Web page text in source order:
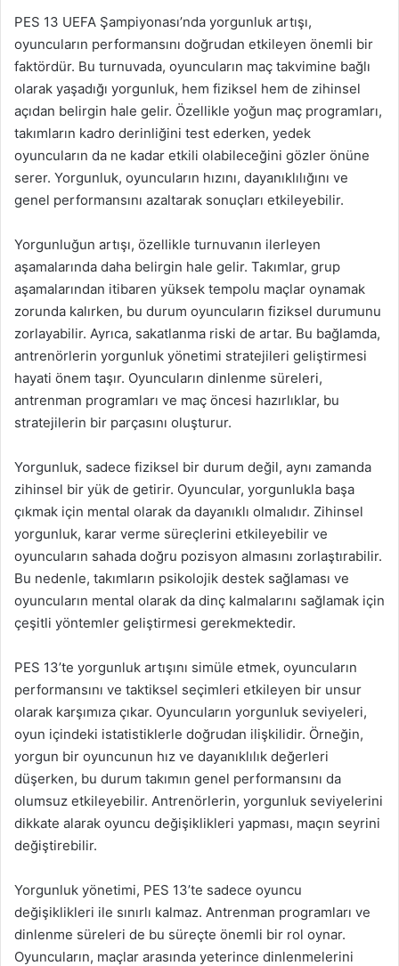
PES 13 UEFA Şampiyonası’nda yorgunluk artışı,
oyuncuların performansını doğrudan etkileyen önemli bir
faktördür. Bu turnuvada, oyuncuların maç takvimine bağlı
olarak yaşadığı yorgunluk, hem fiziksel hem de zihinsel
açıdan belirgin hale gelir. Özellikle yoğun maç programları,
takımların kadro derinliğini test ederken, yedek
oyuncuların da ne kadar etkili olabileceğini gözler önüne
serer. Yorgunluk, oyuncuların hızını, dayanıklılığını ve
genel performansını azaltarak sonuçları etkileyebilir.
Yorgunluğun artışı, özellikle turnuvanın ilerleyen
aşamalarında daha belirgin hale gelir. Takımlar, grup
aşamalarından itibaren yüksek tempolu maçlar oynamak
zorunda kalırken, bu durum oyuncuların fiziksel durumunu
zorlayabilir. Ayrıca, sakatlanma riski de artar. Bu bağlamda,
antrenörlerin yorgunluk yönetimi stratejileri geliştirmesi
hayati önem taşır. Oyuncuların dinlenme süreleri,
antrenman programları ve maç öncesi hazırlıklar, bu
stratejilerin bir parçasını oluşturur.
Yorgunluk, sadece fiziksel bir durum değil, aynı zamanda
zihinsel bir yük de getirir. Oyuncular, yorgunlukla başa
çıkmak için mental olarak da dayanıklı olmalıdır. Zihinsel
yorgunluk, karar verme süreçlerini etkileyebilir ve
oyuncuların sahada doğru pozisyon almasını zorlaştırabilir.
Bu nedenle, takımların psikolojik destek sağlaması ve
oyuncuların mental olarak da dinç kalmalarını sağlamak için
çeşitli yöntemler geliştirmesi gerekmektedir.
PES 13’te yorgunluk artışını simüle etmek, oyuncuların
performansını ve taktiksel seçimleri etkileyen bir unsur
olarak karşımıza çıkar. Oyuncuların yorgunluk seviyeleri,
oyun içindeki istatistiklerle doğrudan ilişkilidir. Örneğin,
yorgun bir oyuncunun hız ve dayanıklılık değerleri
düşerken, bu durum takımın genel performansını da
olumsuz etkileyebilir. Antrenörlerin, yorgunluk seviyelerini
dikkate alarak oyuncu değişiklikleri yapması, maçın seyrini
değiştirebilir.
Yorgunluk yönetimi, PES 13’te sadece oyuncu
değişiklikleri ile sınırlı kalmaz. Antrenman programları ve
dinlenme süreleri de bu süreçte önemli bir rol oynar.
Oyuncuların, maçlar arasında yeterince dinlenmelerini